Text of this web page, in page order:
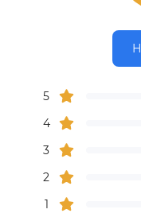
5
4
3
2
1